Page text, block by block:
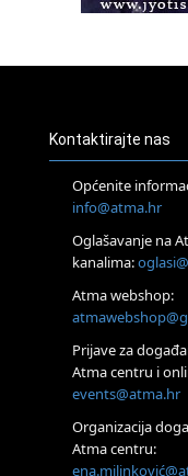
Access BARS®,
Pjesma srca / Zagreb
Tečaj Višeg
Online
Upisi u program
Online
Postanite Nositelj
Visoko
Alemka Dauskardt
konstelacija
Kontaktirajte nas
Općenite
info@atma.hr
Oglašavanje na
kanalima:
Atma webshop:
Prijave za
Atma centru i
events@atma.hr
Organizacija
Atma centru: